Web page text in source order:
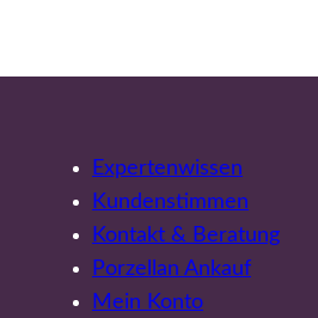
Expertenwissen
Kundenstimmen
Kontakt & Beratung
Porzellan Ankauf
Mein Konto